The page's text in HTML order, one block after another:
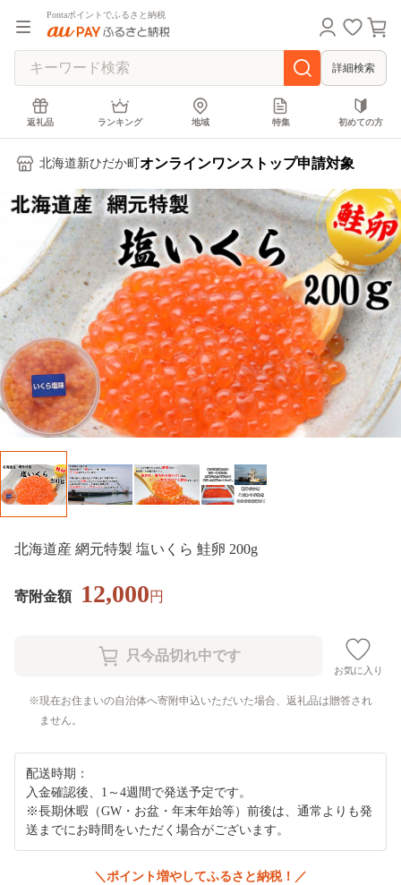
Pontaポイントでふるさと納税
詳細検索
返礼品 ランキング 地域 特集 初めての方
北海道新ひだか町 オンラインワンストップ申請対象
北海道産 網元特製 塩いくら 鮭卵 200g
寄附金額 12,000円
お気に入り
現在お住まいの自治体へ寄附申込いただいた場合、返礼品は贈答され
ません。
配送時期：
入金確認後、1～4週間で発送予定です。
※長期休暇（GW・お盆・年末年始等）前後は、通常よりも発
送までにお時間をいただく場合がございます。
＼ポイント増やしてふるさと納税！／